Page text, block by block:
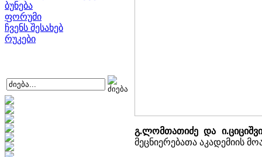
ბუნება
ფორუმი
ჩვენს შესახებ
რუკები
გ.ლომთათიძე და
მეცნიერებათა აკადემიის